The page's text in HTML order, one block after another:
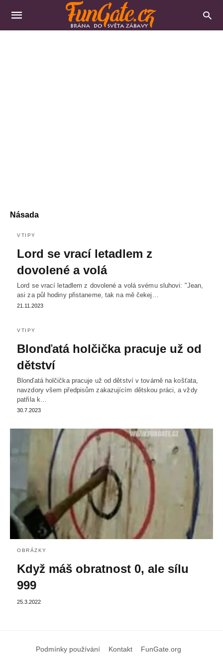
Násada
VTIPY
Lord se vrací letadlem z
dovolené a volá
Lord se vrací letadlem z dovolené a volá svému sluhovi: "Jean,
asi za půl hodiny přistaneme, tak na mě čekej…
21.11.2023
VTIPY
Blonďatá holčička pracuje už od
dětství
Blonďatá holčička pracuje už od dětství v továrně na košťata,
navzdory všem předpisům zakazujícím dětskou práci, a vždy
patřila k…
30.7.2023
OBRÁZKY
Když máš obratnost 0, ale sílu
999
25.3.2022
Podmínky používání Kontakt FunGate.org